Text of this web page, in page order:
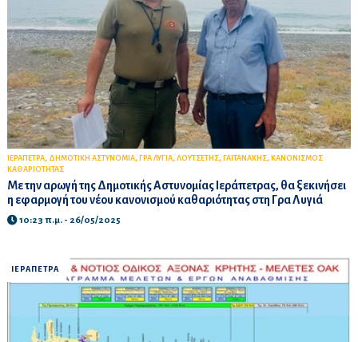
ΙΕΡΑΠΕΤΡΑ, ΔΗΜΟΤΙΚΗ ΑΣΤΥΝΟΜΙΑ, ΓΡΑ ΛΥΓΙΑ, ΛΟΥΤΣΕΤΗΣ, ΓΑΙΤΑΝΑΚΗΣ, ΚΑΝΟΝΙΣΜΟΣ
ΚΑΘΑΡΙΟΤΗΤΑΣ
Με την αρωγή της Δημοτικής Αστυνομίας Ιεράπετρας, θα ξεκινήσει
η εφαρμογή του νέου κανονισμού καθαριότητας στη Γρα Λυγιά
10:23 π.μ. - 26/05/2025
ΙΕΡΑΠΕΤΡΑ